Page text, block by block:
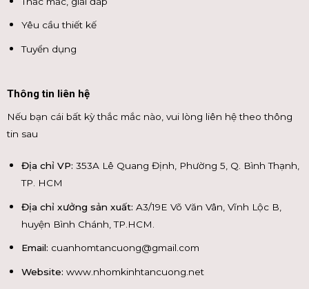
Yêu cầu thiết kế
Tuyển dụng
Thông tin liên hệ
Nếu bạn cái bất kỳ thắc mắc nào, vui lòng liên hệ theo thông
tin sau
Địa chỉ VP: 353A Lê Quang Định, Phường 5, Q. Bình Thạnh,
TP. HCM
Địa chỉ xưởng sản xuất: A3/19E Võ Văn Vân, Vĩnh Lộc B,
huyện Bình Chánh, TP.HCM.
Email: cuanhomtancuong@gmail.com
Website: www.nhomkinhtancuong.net